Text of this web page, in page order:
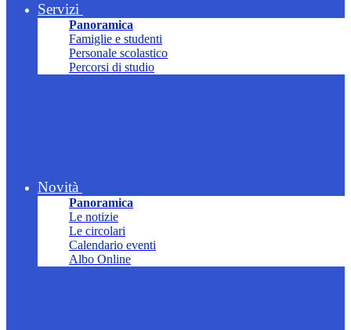
Servizi
Panoramica
Famiglie e studenti
Personale scolastico
Percorsi di studio
Novità
Panoramica
Le notizie
Le circolari
Calendario eventi
Albo Online